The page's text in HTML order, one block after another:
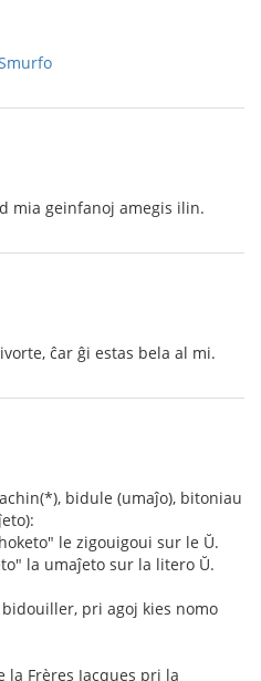
mia geinfanoj amegis ilin.
ĉar ĝi estas bela al mi.
bidule (umaĵo), bitoniau
le zigouigoui sur le Ŭ.
la umaĵeto sur la litero Ŭ.
pri agoj kies nomo
Frères Jacques pri la